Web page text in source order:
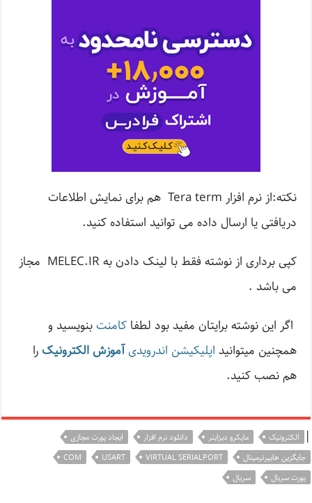
نکته:از نرم افزار Tera term هم برای نمایش اطلاعات
دریافتی یا ارسال داده می توانید استفاده کنید.
کپی برداری از نوشته فقط با لینک دادن به MELEC.IR مجاز
می باشد .
اگر این نوشته‌ برایتان مفید بود لطفاکامنت بنویسید و
همچنین میتوانید اپلیکیشن اندرویدیآموزش الکترونیک را
هم نصب کنید.
| الکترونیک مایکرو دیزاینر دانلود نرم افزار
ایجاد پورت مجازی
جایگزین هایپرترمینال
VIRTUAL SERIALPORT
USART
COM
پورت سریال
سریال